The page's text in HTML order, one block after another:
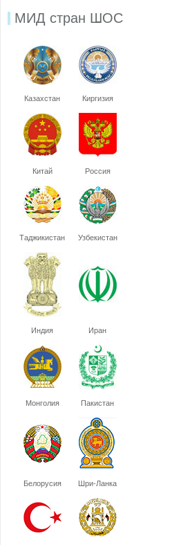
МИД стран ШОС
Казахстан Киргизия
Китай Россия
Таджикистан Узбекистан
Индия Иран
Монголия Пакистан
Белорусия Шри-Ланка